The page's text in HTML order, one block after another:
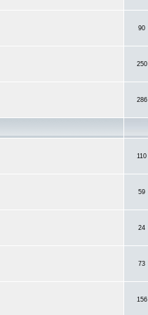
90
250
286
110
59
24
73
156